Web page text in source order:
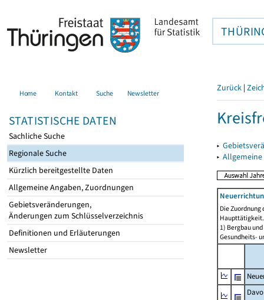
Home Kontakt Suche Newsletter
STATISTISCHE DATEN
Sachliche Suche
Regionale Suche
Kürzlich bereitgestellte Daten
Allgemeine Angaben, Zuordnungen
Gebietsveränderungen,
Änderungen zum Schlüsselverzeichnis
Definitionen und Erläuterungen
Newsletter
Zurück |
▸
▸
Die
Haupttätigkeit.
1) Bergbau
Gesundheits-